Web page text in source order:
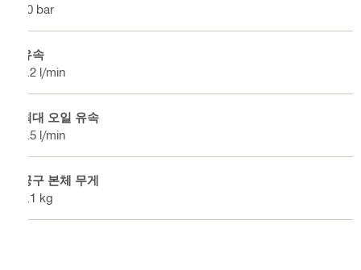
60 bar
유속
2.2 l/min
최대 오일 유속
4.5 l/min
공구 본체 무게
2.1 kg